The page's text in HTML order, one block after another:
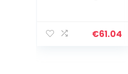
€61.04